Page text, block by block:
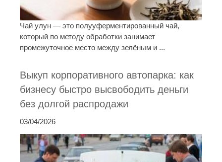
Чай улун — это полууферментированный чай,
который по методу обработки занимает
промежуточное место между зелёным и ...
Выкуп корпоративного автопарка: как
бизнесу быстро высвободить деньги
без долгой распродажи
03/04/2026